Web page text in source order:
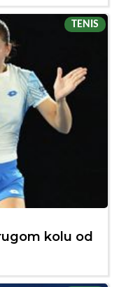
TENIS
kolu od